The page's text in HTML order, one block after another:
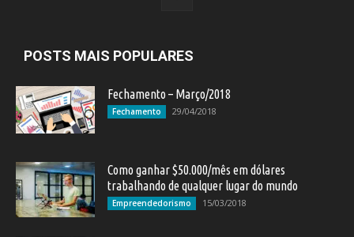
POSTS MAIS POPULARES
Fechamento – Março/2018
Fechamento 29/04/2018
Como ganhar $50.000/mês em dólares
trabalhando de qualquer lugar do mundo
Empreendedorismo 15/03/2018